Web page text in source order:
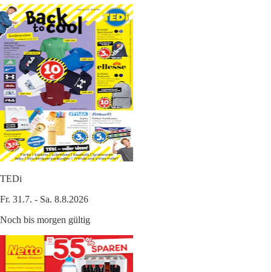
TEDi
Fr. 31.7. - Sa. 8.8.2026
Noch bis morgen gültig